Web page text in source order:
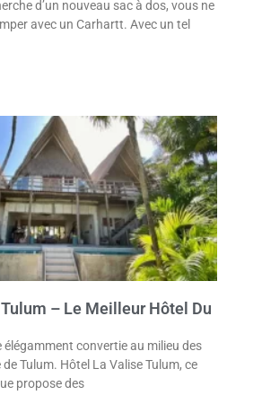
d’un nouveau sac à dos, vous ne
avec un Carhartt. Avec un tel
– Le Meilleur Hôtel Du
élégamment convertie au milieu des
Tulum. Hôtel La Valise Tulum, ce
propose des